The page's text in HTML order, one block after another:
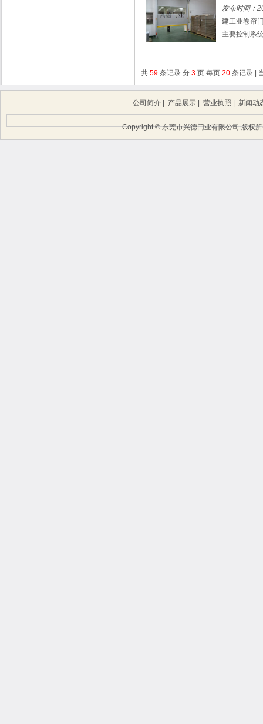
发布时间：
建工业卷帘
主要控制系
共 59 条记录 分 3 页 每页 20 条记录 |
公司简介 产品展示 营业执照 新闻动
Copyright © 东莞市兴德门业有限公司 版权